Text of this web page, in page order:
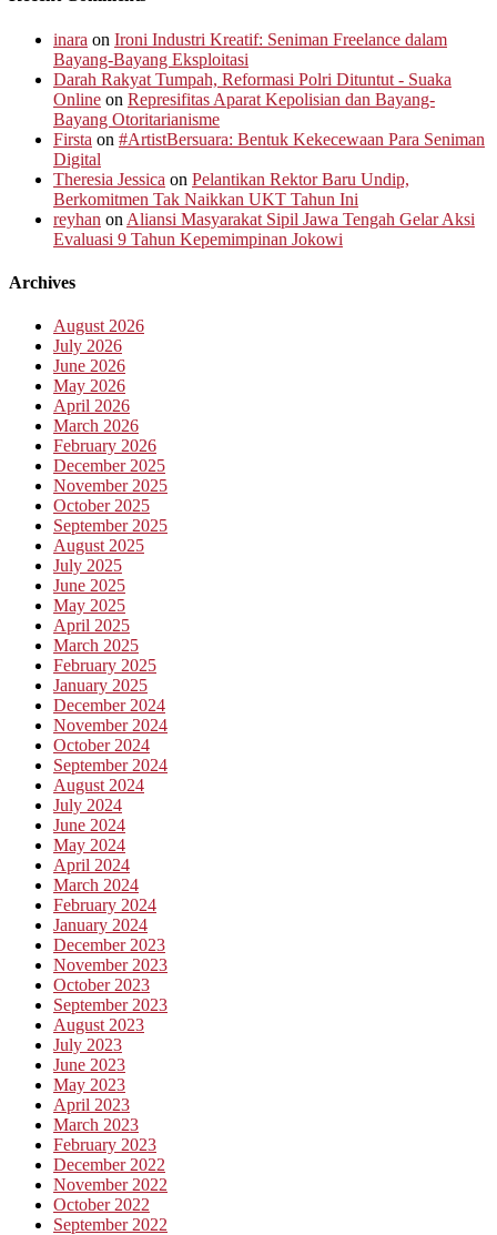
inara on Ironi Industri Kreatif: Seniman Freelance dalam
Bayang-Bayang Eksploitasi
Darah Rakyat Tumpah, Reformasi Polri Dituntut - Suaka
Online on Represifitas Aparat Kepolisian dan Bayang-
Bayang Otoritarianisme
Firsta on #ArtistBersuara: Bentuk Kekecewaan Para Seniman
Digital
Theresia Jessica on Pelantikan Rektor Baru Undip,
Berkomitmen Tak Naikkan UKT Tahun Ini
reyhan on Aliansi Masyarakat Sipil Jawa Tengah Gelar Aksi
Evaluasi 9 Tahun Kepemimpinan Jokowi
Archives
August 2026
July 2026
June 2026
May 2026
April 2026
March 2026
February 2026
December 2025
November 2025
October 2025
September 2025
August 2025
July 2025
June 2025
May 2025
April 2025
March 2025
February 2025
January 2025
December 2024
November 2024
October 2024
September 2024
August 2024
July 2024
June 2024
May 2024
April 2024
March 2024
February 2024
January 2024
December 2023
November 2023
October 2023
September 2023
August 2023
July 2023
June 2023
May 2023
April 2023
March 2023
February 2023
December 2022
November 2022
October 2022
September 2022